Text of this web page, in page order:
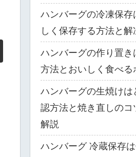
ハンバーグの冷凍保
しく保存する方法と解
ハンバーグの作り置
方法とおいしく食べる
ハンバーグの生焼け
認方法と焼き直しのコ
解説
ハンバーグ 冷蔵保存